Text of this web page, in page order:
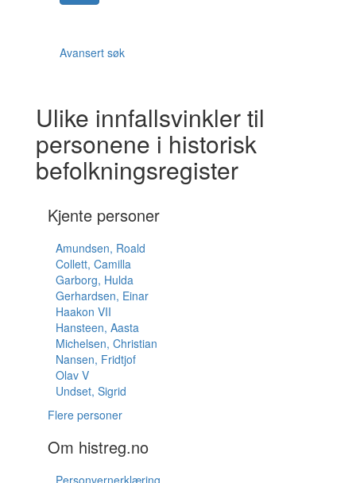
Avansert søk
Ulike innfallsvinkler til
personene i historisk
befolkningsregister
Kjente personer
Amundsen, Roald
Collett, Camilla
Garborg, Hulda
Gerhardsen, Einar
Haakon VII
Hansteen, Aasta
Michelsen, Christian
Nansen, Fridtjof
Olav V
Undset, Sigrid
Flere personer
Om histreg.no
Personvernerklæring